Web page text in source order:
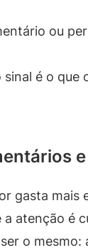
ou
é o que
gasta mais
atenção é
o mesmo: